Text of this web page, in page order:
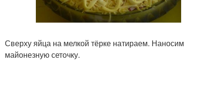
Сверху яйца на мелкой тёрке натираем. Наносим
майонезную сеточку.